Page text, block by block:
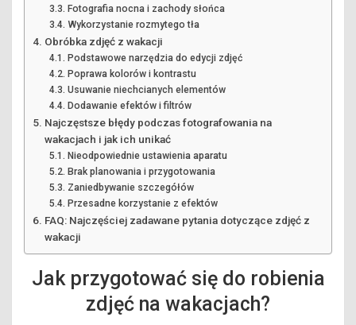
Fotografia nocna i zachody słońca
Wykorzystanie rozmytego tła
Obróbka zdjęć z wakacji
Podstawowe narzędzia do edycji zdjęć
Poprawa kolorów i kontrastu
Usuwanie niechcianych elementów
Dodawanie efektów i filtrów
Najczęstsze błędy podczas fotografowania na
wakacjach i jak ich unikać
Nieodpowiednie ustawienia aparatu
Brak planowania i przygotowania
Zaniedbywanie szczegółów
Przesadne korzystanie z efektów
FAQ: Najczęściej zadawane pytania dotyczące zdjęć z
wakacji
Jak przygotować się do robienia
zdjęć na wakacjach?